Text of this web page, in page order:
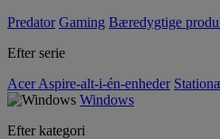
Predator Gaming Bæredygtige
Efter serie
Acer Aspire-alt-i-én-enheder
Windows
Efter kategori